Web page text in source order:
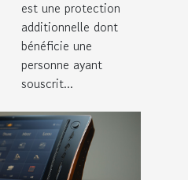
assurance
habitation ?
est une protection
additionnelle dont
bénéficie une
personne ayant
souscrit...